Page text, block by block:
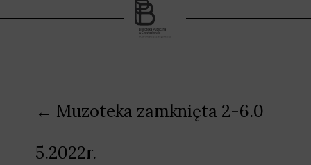
← Muzoteka zamknięta 2-6.0
5.2022r.